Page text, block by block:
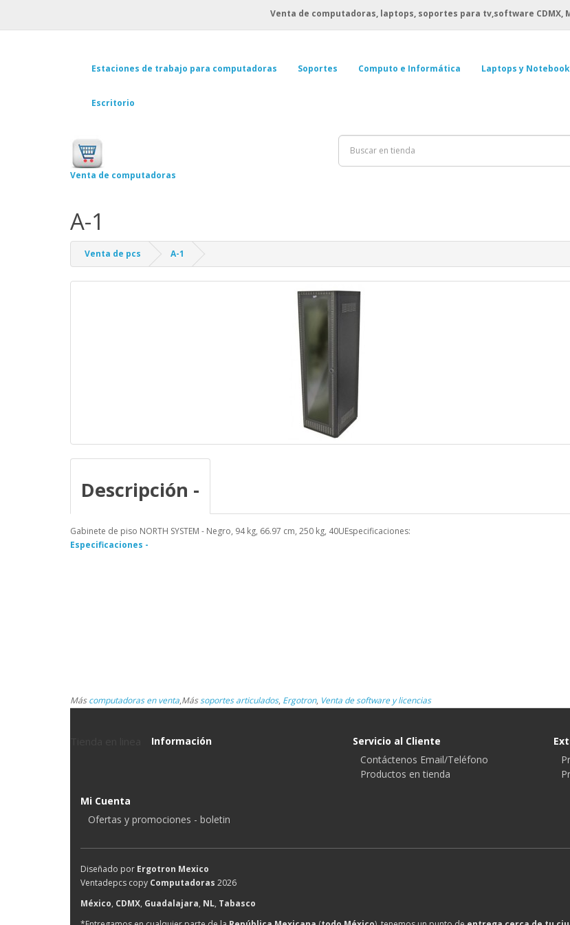
Venta de computadoras, laptops, soportes para tv,software CDMX,
Estaciones de trabajo para computadoras Soportes Computo e Informática Laptops y
Escritorio
Venta de computadoras
A-1
Venta de pcs A-1
Descripción -
Gabinete de piso NORTH SYSTEM - Negro, 94 kg, 66.97 cm, 250 kg, 40UEspecificaciones:
Especificaciones -
Máscomputadoras en venta,Mássoportes articulados, Ergotron, Venta de software y licencias
Información
Servicio al Cliente
Contáctenos Email/Teléfono
Productos en tienda
Mi Cuenta
Ofertas y promociones - boletin
Diseñado por Ergotron Mexico
Ventadepcs copy Computadoras 2026
México, CDMX, Guadalajara, NL, Tabasco